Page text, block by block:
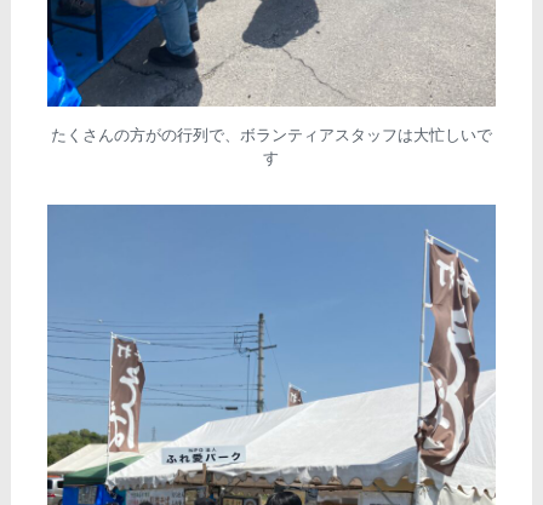
たくさんの方がの行列で、ボランティアスタッフは大忙しいで
す